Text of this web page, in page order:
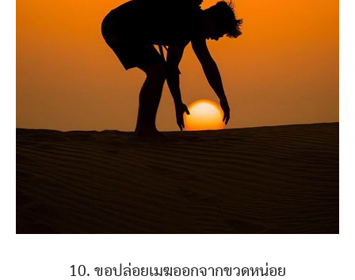
10. ขอปล่อยเมฆออกจากขวดหน่อย